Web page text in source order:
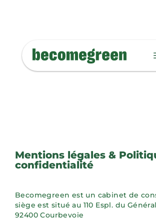
Mentions légales &
confidentialité
Becomegreen est un cabinet de
siège est situé au 110 Espl. du
92400 Courbevoie